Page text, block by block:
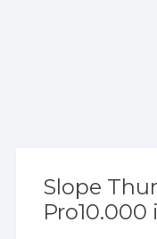
Slope